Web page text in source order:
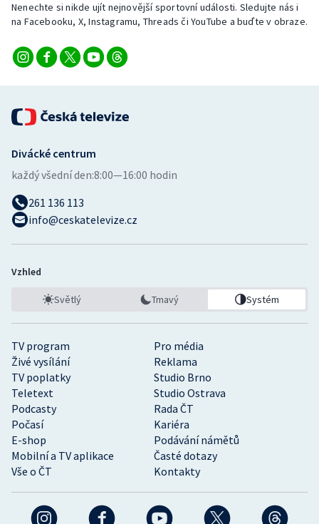
Ostatní
Nenechte si nikde ujít nejnovější sportovní události. Sledujte nás i
na Facebooku, X, Instagramu, Threads či YouTube a buďte v obraze.
TV program
Pro média
Živé vysílání
Reklama
TV poplatky
Studio Brno
Teletext
Studio Ostrava
Podcasty
Rada ČT
Počasí
Kariéra
E-shop
Podávání námětů
Mobilní a TV aplikace
Časté dotazy
Vše o ČT
Kontakty
Divácké centrum
každý všední den:8:00—16:00 hodin
261 136 113
info@ceskatelevize.cz
Vzhled
Světlý Tmavý Systém